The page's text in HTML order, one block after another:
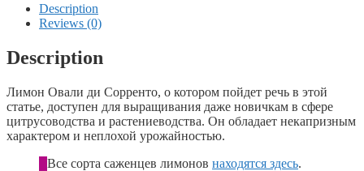
Description
Reviews (0)
Description
Лимон Овали ди Сорренто, о котором пойдет речь в этой
статье, доступен для выращивания даже новичкам в сфере
цитрусоводства и растениеводства. Он обладает некапризным
характером и неплохой урожайностью.
Все сорта саженцев лимонов находятся здесь.